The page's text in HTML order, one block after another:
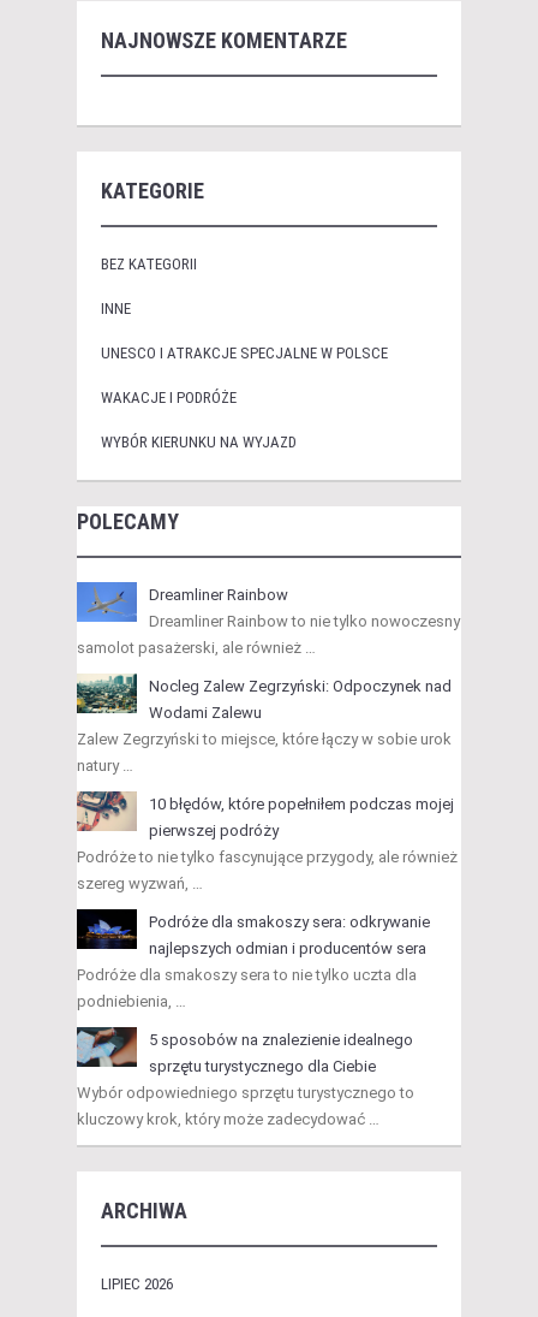
NAJNOWSZE KOMENTARZE
KATEGORIE
BEZ KATEGORII
INNE
UNESCO I ATRAKCJE SPECJALNE W POLSCE
WAKACJE I PODRÓŻE
WYBÓR KIERUNKU NA WYJAZD
POLECAMY
Dreamliner Rainbow
Dreamliner Rainbow to nie tylko nowoczesny
samolot pasażerski, ale również …
Nocleg Zalew Zegrzyński: Odpoczynek nad
Wodami Zalewu
Zalew Zegrzyński to miejsce, które łączy w sobie urok
natury …
10 błędów, które popełniłem podczas mojej
pierwszej podróży
Podróże to nie tylko fascynujące przygody, ale również
szereg wyzwań, …
Podróże dla smakoszy sera: odkrywanie
najlepszych odmian i producentów sera
Podróże dla smakoszy sera to nie tylko uczta dla
podniebienia, …
5 sposobów na znalezienie idealnego
sprzętu turystycznego dla Ciebie
Wybór odpowiedniego sprzętu turystycznego to
kluczowy krok, który może zadecydować …
ARCHIWA
LIPIEC 2026